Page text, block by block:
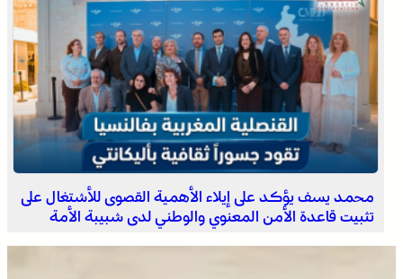
برقية تعزية ومواساة من أسرة جريدة “مملكتنا” إلى الأستاذ
النقيب مولاي سليمان العمراني في وفاة شقيقه الأكبر
المرحوم مُّحمد العمراني
محمد يسف يؤكد على إيلاء الأهمية القصوى للأشتغال على
تثبيت قاعدة الأمن المعنوي والوطني لدى شبيبة الأمة